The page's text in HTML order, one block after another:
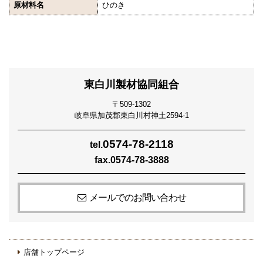
原材料名 ひのき
東白川製材協同組合
〒509-1302
岐阜県加茂郡東白川村神土2594-1
tel.0574-78-2118
fax.0574-78-3888
メールでのお問い合わせ
店舗トップページ